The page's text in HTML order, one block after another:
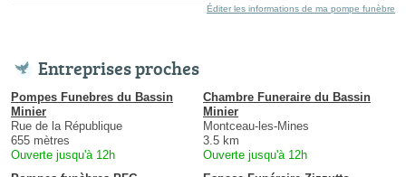
Éditer les informations de ma pompe funèbre
Entreprises proches
Pompes Funebres du Bassin
Minier
Rue de la République
655 mètres
Ouverte jusqu'à 12h
Chambre Funeraire du Bassin
Minier
Montceau-les-Mines
3.5 km
Ouverte jusqu'à 12h